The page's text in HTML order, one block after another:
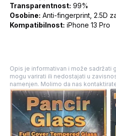
Transparentnost: 99%
Osobine: Anti-fingerprint, 2.5D
Kompatibilnost: iPhone 13 Pro
Opis je informativan i može sadržati
mogu varirati ili nedostajati u
namenjen. Molimo da nas